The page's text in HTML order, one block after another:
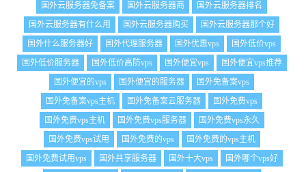
国外云服务器免备案
国外云服务器商
国外云服务器排名
国外云服务器有什么用
国外云服务器购买
国外云服务器那个好
国外什么服务器好
国外代理服务器 国外优惠vps
国外低价vps
国外低价服务器
国外低价高防vps 国外便宜vps
国外便宜vps推荐
国外便宜的vps
国外便宜的服务器
国外免备案vps
国外免备案vps主机
国外免备案云服务器
国外免费vps
国外免费vps主机
国外免费vps服务器
国外免费vps永久
国外免费vps试用
国外免费的vps
国外免费的vps主机
国外免费试用vps
国外共享服务器 国外十大vps
国外哪个vps好